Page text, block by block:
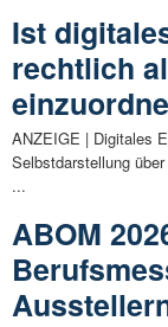
Ist
rechtlich
ANZEIGE | Digitales
Selbstdarstellung
...
ABOM